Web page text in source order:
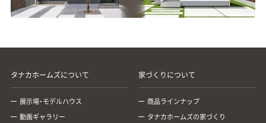
タナカホームズについて
展示場・モデルハウス
動画ギャラリー
家づくりについて
商品ラインナップ
タナカホームズの家づくり